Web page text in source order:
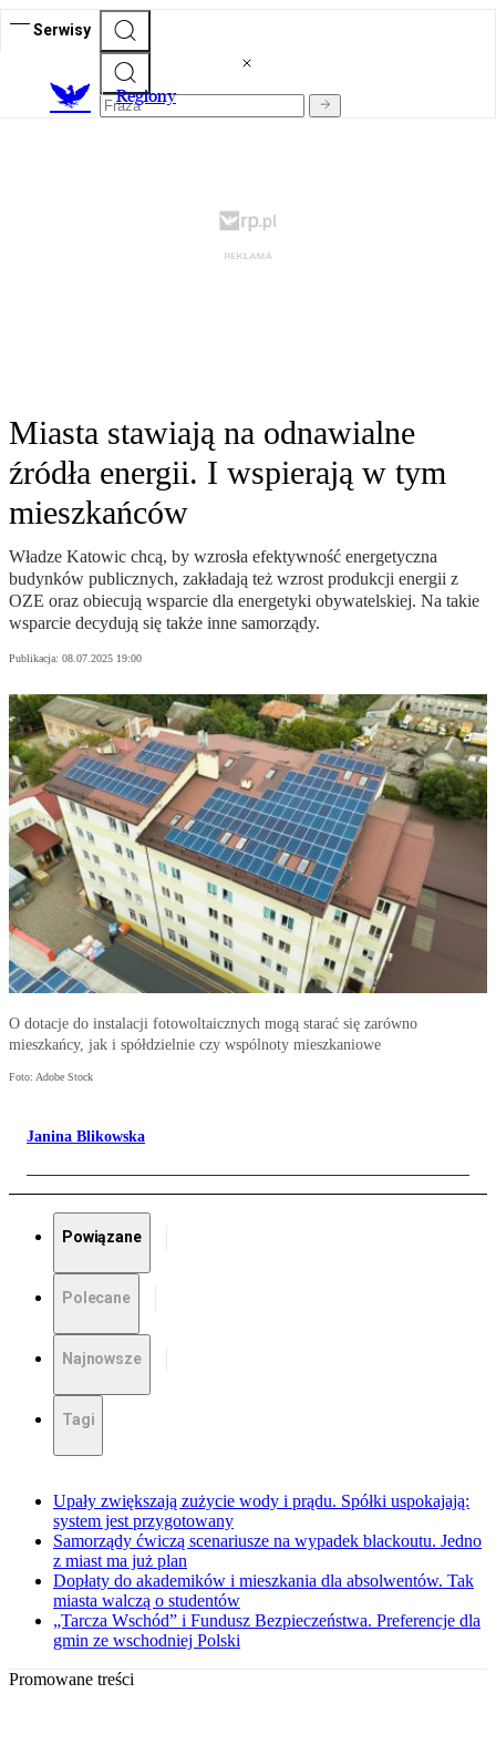
Serwisy
Regiony
Miasta stawiają na odnawialne
źródła energii. I wspierają w tym
mieszkańców
Władze Katowic chcą, by wzrosła efektywność energetyczna
budynków publicznych, zakładają też wzrost produkcji energii z
OZE oraz obiecują wsparcie dla energetyki obywatelskiej. Na takie
wsparcie decydują się także inne samorządy.
Publikacja: 08.07.2025 19:00
O dotacje do instalacji fotowoltaicznych mogą starać się zarówno
mieszkańcy, jak i spółdzielnie czy wspólnoty mieszkaniowe
Foto: Adobe Stock
Janina Blikowska
Powiązane
Polecane
Najnowsze
Tagi
Upały zwiększają zużycie wody i prądu. Spółki uspokajają:
system jest przygotowany
Samorządy ćwiczą scenariusze na wypadek blackoutu. Jedno
z miast ma już plan
Dopłaty do akademików i mieszkania dla absolwentów. Tak
miasta walczą o studentów
„Tarcza Wschód” i Fundusz Bezpieczeństwa. Preferencje dla
gmin ze wschodniej Polski
Promowane treści